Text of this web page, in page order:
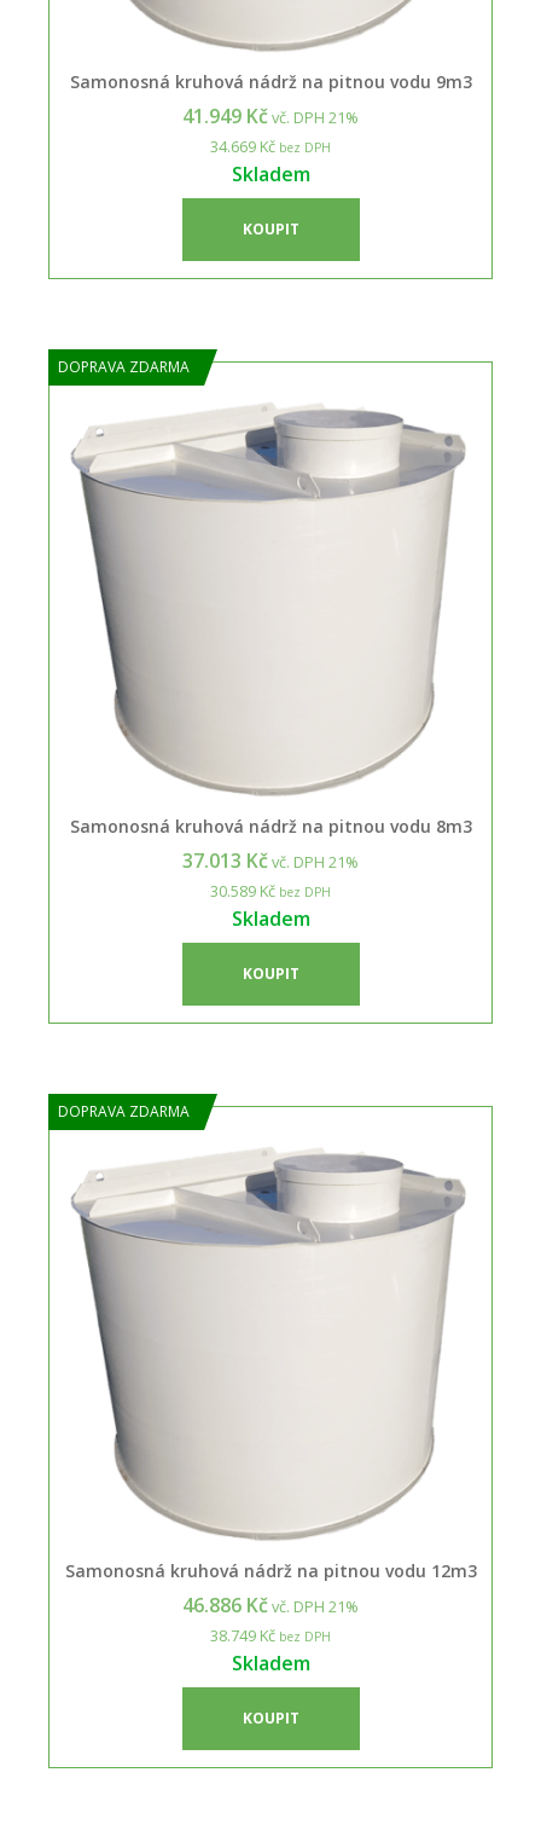
Samonosná kruhová nádrž na pitnou vodu 9m3
41.949 Kčvč. DPH 21%
34.669 Kč bez DPH
Skladem
KOUPIT
DOPRAVA ZDARMA
Samonosná kruhová nádrž na pitnou vodu 8m3
37.013 Kčvč. DPH 21%
30.589 Kč bez DPH
Skladem
KOUPIT
DOPRAVA ZDARMA
Samonosná kruhová nádrž na pitnou vodu 12m3
46.886 Kčvč. DPH 21%
38.749 Kč bez DPH
Skladem
KOUPIT